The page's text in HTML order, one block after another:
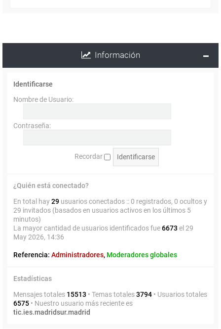
Información
Identificarse
Nombre de Usuario:
Contraseña:
Recordar
¿Quién está conectado?
En total hay29 usuarios conectados :: 0 registrados, 0 ocultos y
29 invitados (basados en usuarios activos en los últimos 5
minutos)
La mayor cantidad de usuarios identificados fue6673 el 29
May 2026, 14:36
Referencia: Administradores, Moderadores globales
Estadísticas
Mensajes totales 15513 • Temas totales3794 • Usuarios totales
6575 • Nuestro usuario más reciente es
tic.ies.madridsur.madrid